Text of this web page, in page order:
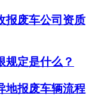
报废车公司资质
规定是什么？
地报废车辆流程